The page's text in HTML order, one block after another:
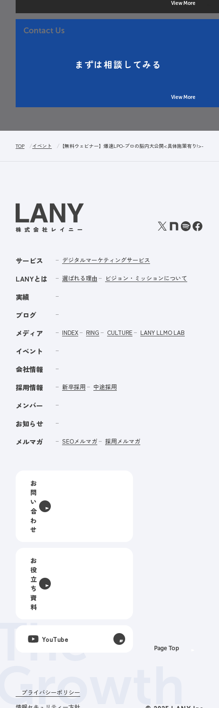
View More
Contact Us
まずは相談してみる
View More
TOP イベント 【無料ウェビナー】爆速LPO-プロの脳内大公開<具体施策有り!>- 株式
プライバシーポリシー
サービス デジタルマーケティングサービス
LANYとは 選ばれる理由 ビジョン・ミッションについて
実績
ブログ
メディア
INDEX RING CULTURE LANY LLMO LAB
イベント
会社情報
採用情報
新卒採用 中途採用
メンバー
お知らせ
メルマガ
SEOメルマガ 採用メルマガ
お
問
い
合
わ
せ
お
役
立
ち
資
料
YouTube
Page Top